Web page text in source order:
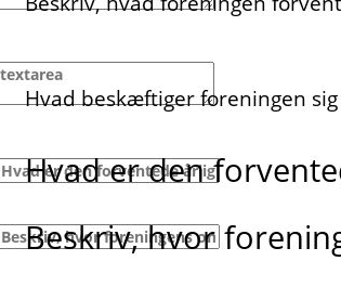
Hvad beskæftiger foreningen
Hvad er den
Beskriv, hvor